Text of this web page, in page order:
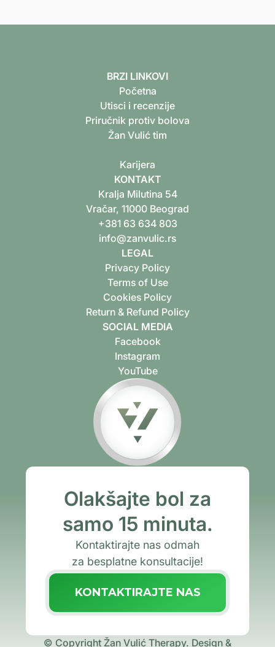
BRZI LINKOVI
Početna
Utisci i recenzije
Priručnik protiv bolova
Žan Vulić tim
K‍arijera
KONTAKT
Kralja Milutina 54
Vračar, 11000 Beograd
+381 63 634 803
info@zanvulic.rs
LEGAL
Privacy Policy
Terms of Use
Cookies Policy
Return & Refund Policy
SOCIAL MEDIA
Facebook
Instagram
YouTube
Olakšajte bol za
samo 15 minuta.
Kontaktirajte nas odmah
za besplatne konsultacije!
KONTAKTIRAJTE NAS
© Copyright Žan Vulić Therapy. Design &